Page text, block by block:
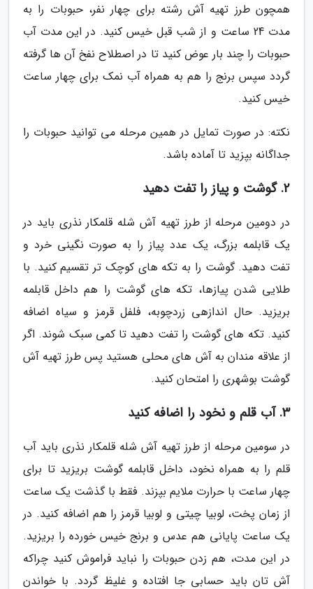
همچون طرز تهیه آش رشته برای چهار نفر، حبوبات را به
مدت 24 ساعت و از شب قبل خیس کنید. در این مدت آب
حبوبات را چند بار عوض کنید تا در اصطلاح نفخ آن ها گرفته
گردد سپس برنج را هم به همراه آب نمک برای چهار ساعت
خیس کنید.
نکته: در صورت تمایل در همین مرحله می توانید حبوبات را
جداگانه بپزید تا آماده باشد.
2. گوشت و پیاز را تفت دهید
در دومین مرحله از طرز تهیه آش شله قلمکار نذری باید در
یک قابلمه بزرگ، یک عدد پیاز را به صورت نگینی خرد و
تفت دهید. گوشت را به تکه های کوچک تر تقسیم کنید. با
طلایی شدن پیازها، تکه های گوشت را هم داخل قابلمه
بریزید. حال اندازهی زردچوبه، فلفل قرمز و سیاه اضافه
کنید. تکه های گوشت را تفت دهید تا کمی سبک شوند. اگر
از علاقه مندان به آش های محلی هستید پس طرز تهیه آش
گوشت بوشهری را امتحان کنید.
3. آب قلم و نخود را اضافه کنید
در سومین مرحله از طرز تهیه آش شله قلمکار نذری باید آب
قلم را به همراه نخود، داخل قابلمه گوشت بریزید تا برای
چهار ساعت با حرارت ملایم بپزند. فقط با گذشت یک ساعت
از زمان پخت، لوبیا چیتی و لوبیا قرمز را هم اضافه کنید. در
یک ساعت پایانی هم عدس و برنج خیس خورده را بریزید.
در این مدت، هم زدن حبوبات را نباید فراموش کنید چراکه
آش تان باید حسابی جا افتاده و غلیظ گردد. با خواندن